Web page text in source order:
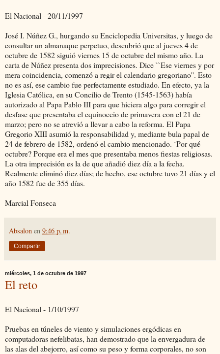
El Nacional - 20/11/1997
José I. Núñez G., hurgando su Enciclopedia Universitas, y luego de
consultar un almanaque perpetuo, descubrió que al jueves 4 de
octubre de 1582 siguió viernes 15 de octubre del mismo año. La
carta de Núñez presenta dos imprecisiones. Dice ``Ese viernes y por
mera coincidencia, comenzó a regir el calendario gregoriano''. Esto
no es así, ese cambio fue perfectamente estudiado. En efecto, ya la
Iglesia Católica, en su Concilio de Trento (1545-1563) había
autorizado al Papa Pablo III para que hiciera algo para corregir el
desfase que presentaba el equinoccio de primavera con el 21 de
marzo; pero no se atrevió a llevar a cabo la reforma. El Papa
Gregorio XIII asumió la responsabilidad y, mediante bula papal de
24 de febrero de 1582, ordenó el cambio mencionado. ¨Por qué
octubre? Porque era el mes que presentaba menos fiestas religiosas.
La otra imprecisión es la de que añadió diez día a la fecha.
Realmente eliminó diez días; de hecho, ese octubre tuvo 21 días y el
año 1582 fue de 355 días.
Marcial Fonseca
Absalon en 9:46 p. m.
Compartir
miércoles, 1 de octubre de 1997
El reto
El Nacional - 1/10/1997
Pruebas en túneles de viento y simulaciones ergódicas en
computadoras nefelibatas, han demostrado que la envergadura de
las alas del abejorro, así como su peso y forma corporales, no son